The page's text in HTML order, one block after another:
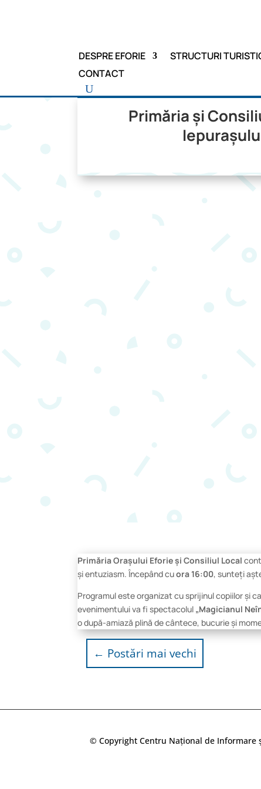
DESPRE EFORIE STRUCTURI
CONTACT
Primăria și
Primăria Orașului Eforie și Consiliul Local
și entuziasm. Începând cuora 16:00, sunteți
Programul este organizat cu sprijinul copiilor și
evenimentului va fi spectacolul „Magicianul
o după-amiază plină de cântece, bucurie și
← Postări mai vechi
© Copyright Centru Național de Informare